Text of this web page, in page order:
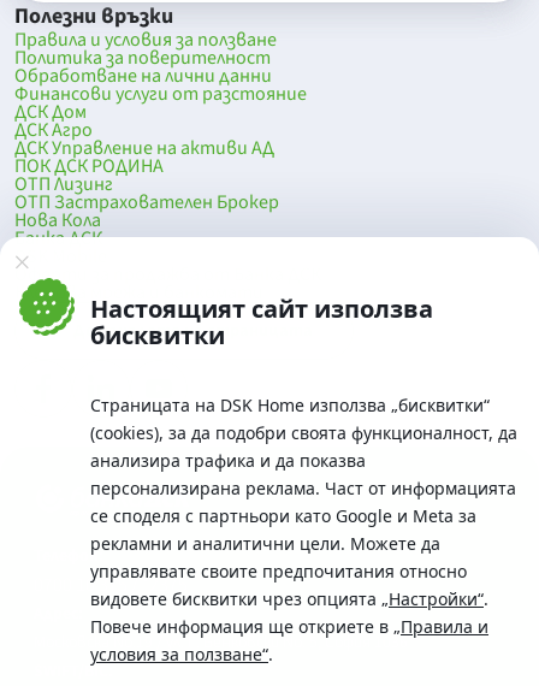
Настоящият сайт използва
бисквитки
Страницата на DSK Home използва „бисквитки“
(cookies), за да подобри своята функционалност, да
анализира трафика и да показва
персонализирана реклама. Част от информацията
се споделя с партньори като Google и Meta за
рекламни и аналитични цели. Можете да
управлявате своите предпочитания относно
видовете бисквитки чрез опцията „Настройки“.
Повече информация ще откриете в „Правила и
условия за ползване“.
Полезни връзки
Правила и условия за ползване
Политика за поверителност
Обработване на лични данни
Финансови услуги от разстояние
ДСК Дом
ДСК Агро
ДСК Управление на активи АД
ПОК ДСК РОДИНА
ОТП Лизинг
ОТП Застрахователен Брокер
Нова Кола
Банка ДСК
DSK Mobile
Оферти за продажба от Банка ДСК
Клонова мрежа и банкомати
До началото на страницата
Телефон:
0700 10 375 / *2375
Московска No.19 / ул. Г. Бенковски No. 5, София 1036
SWIFT/BIC: